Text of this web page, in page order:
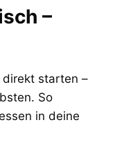
–
direkt starten –
So
in deine